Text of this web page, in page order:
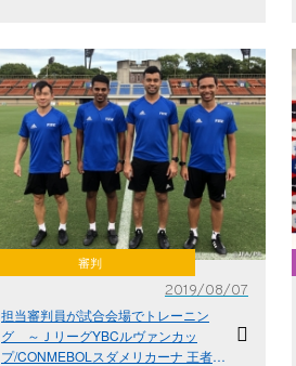
審判
2019/08/07
担当審判員が試合会場でトレーニン
グ ～ＪリーグYBCルヴァンカッ
プ/CONMEBOLスダメリカーナ 王者決